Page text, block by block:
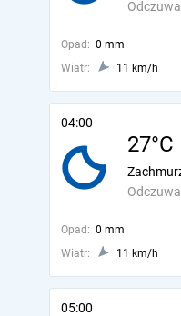
Opad: 0 mm
Wiatr:
11 km/h
04:00
27°C
Opad: 0 mm
Wiatr:
11 km/h
05:00